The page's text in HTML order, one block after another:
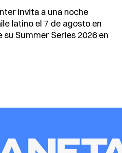
invita a una noche
latino el 7 de agosto en
su Summer Series 2026 en